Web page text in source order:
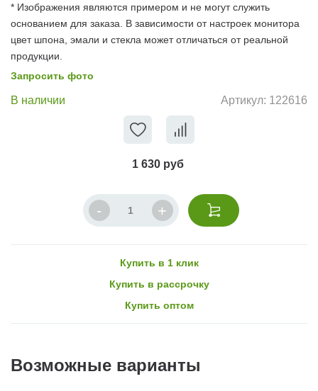
* Изображения являются примером и не могут служить
основанием для заказа. В зависимости от настроек монитора
цвет шпона, эмали и стекла может отличаться от реальной
продукции.
Запросить фото
В наличии Артикул: 122616
1 630 руб
Купить в 1 клик
Купить в рассрочку
Купить оптом
Возможные варианты